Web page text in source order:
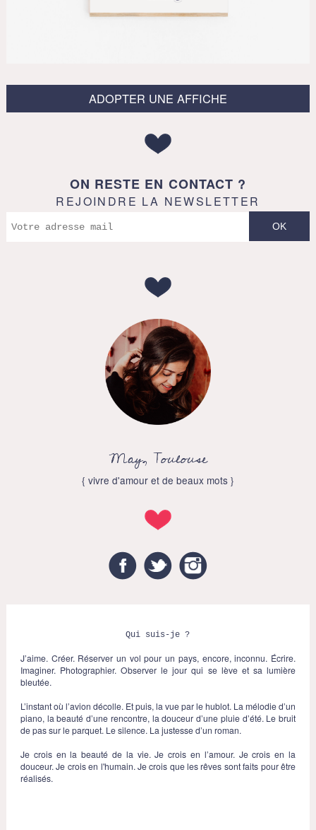
ADOPTER UNE AFFICHE
ON RESTE EN CONTACT ?
REJOINDRE LA NEWSLETTER
May, Toulouse
{ vivre d'amour et de beaux mots }
FacebookTwitter
Qui suis-je ?
J’aime. Créer. Réserver un vol pour un pays, encore, inconnu. Écrire.
Imaginer. Photographier. Observer le jour qui se lève et sa lumière
bleutée.
L’instant où l’avion décolle. Et puis, la vue par le hublot. La mélodie d’un
piano, la beauté d’une rencontre, la douceur d’une pluie d’été. Le bruit
de pas sur le parquet. Le silence. La justesse d’un roman.
Je crois en la beauté de la vie. Je crois en l’amour. Je crois en la
douceur. Je crois en l'humain. Je crois que les rêves sont faits pour être
réalisés.